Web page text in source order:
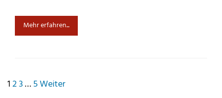
Mehr erfahren...
Seitennummerierung
123…5Weiter